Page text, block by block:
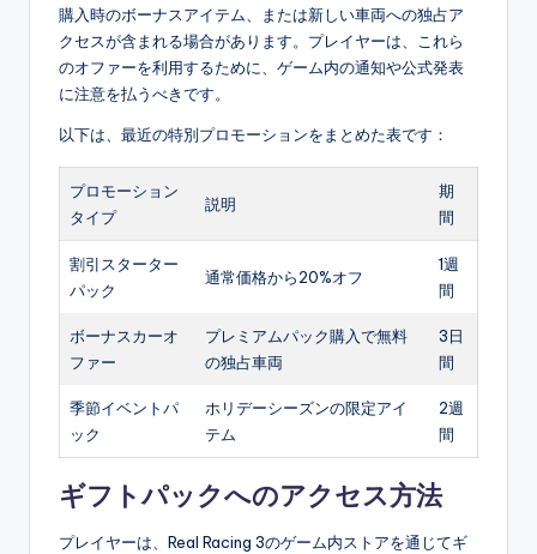
購入時のボーナスアイテム、または新しい車両への独占ア
クセスが含まれる場合があります。プレイヤーは、これら
のオファーを利用するために、ゲーム内の通知や公式発表
に注意を払うべきです。
以下は、最近の特別プロモーションをまとめた表です：
プロモーション
タイプ
説明
期
間
割引スターター
パック
通常価格から20%オフ
1週
間
ボーナスカーオ
ファー
プレミアムパック購入で無料
の独占車両
3日
間
季節イベントパ
ック
ホリデーシーズンの限定アイ
テム
2週
間
ギフトパックへのアクセス方法
プレイヤーは、Real Racing 3のゲーム内ストアを通じてギ